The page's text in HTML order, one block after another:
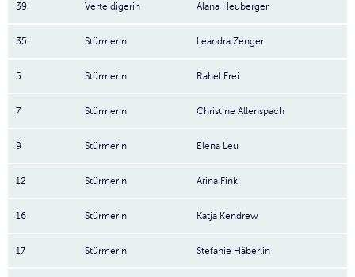
39 Verteidigerin Alana Heuberger
35 Stürmerin Leandra Zenger
5 Stürmerin Rahel Frei
7 Stürmerin Christine Allenspach
9 Stürmerin Elena Leu
12 Stürmerin Arina Fink
16 Stürmerin Katja Kendrew
17 Stürmerin Stefanie Häberlin